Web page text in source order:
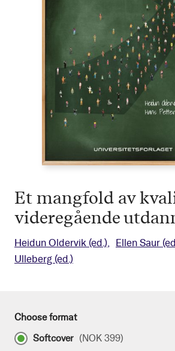
Et mangfold av
videregående
Heidun Oldervik (ed.) Ellen Saur
Ulleberg (ed.)
Choose format
Softcover (NOK 399)